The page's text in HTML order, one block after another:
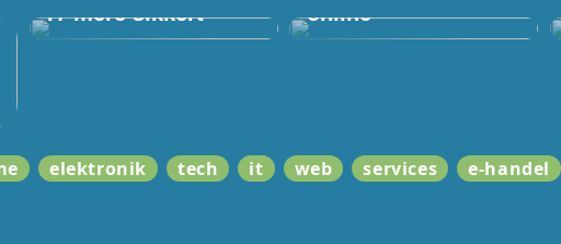
IT mere sikkert
online
elektronik tech it web services e-handel